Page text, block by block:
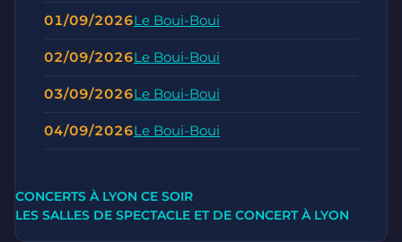
01/09/2026Le Boui-Boui
02/09/2026Le Boui-Boui
03/09/2026Le Boui-Boui
04/09/2026Le Boui-Boui
CONCERTS À LYON CE SOIR
LES SALLES DE SPECTACLE ET DE CONCERT À LYON